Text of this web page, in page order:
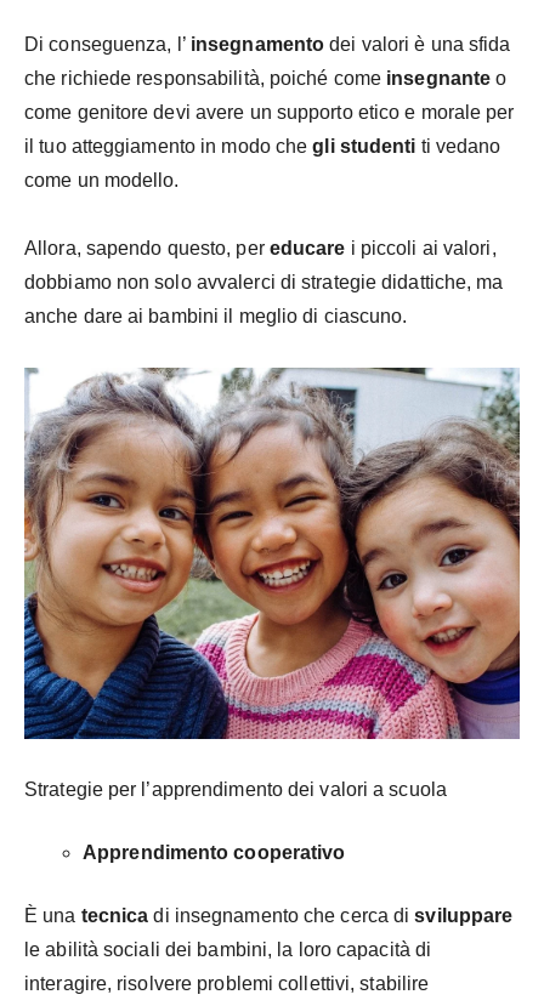
Di conseguenza, l’ insegnamento dei valori è una sfida
che richiede responsabilità, poiché come insegnante o
come genitore devi avere un supporto etico e morale per
il tuo atteggiamento in modo chegli studenti ti vedano
come un modello.
Allora, sapendo questo, per educare i piccoli ai valori,
dobbiamo non solo avvalerci di strategie didattiche, ma
anche dare ai bambini il meglio di ciascuno.
Strategie per l’apprendimento dei valori a scuola
Apprendimento cooperativo
È una tecnica di insegnamento che cerca disviluppare
le abilità sociali dei bambini, la loro capacità di
interagire, risolvere problemi collettivi, stabilire